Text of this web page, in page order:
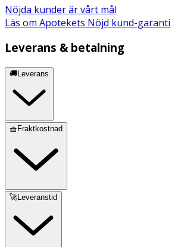
Nöjda kunder är vårt mål
Läs om Apotekets Nöjd kund-garanti
Leverans & betalning
🚚Leverans
🧺Fraktkostnad
🚀Leveranstid